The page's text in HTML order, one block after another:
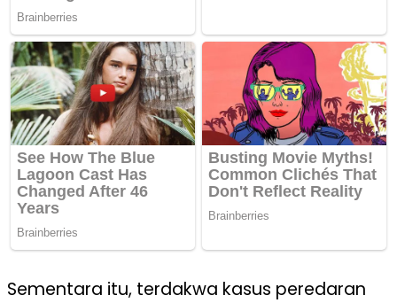
Sementara itu, terdakwa kasus peredaran